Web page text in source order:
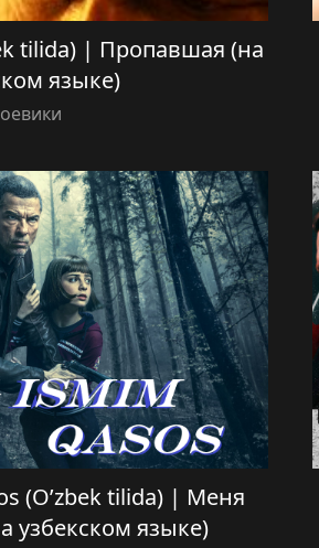
tilida) | Пропавшая (на
языке)
(O’zbek tilida) | Меня
узбекском языке)